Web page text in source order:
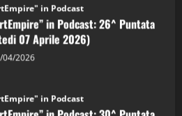
in Podcast
in Podcast: 26^ Puntata
07 Aprile 2026)
04/2026
in Podcast